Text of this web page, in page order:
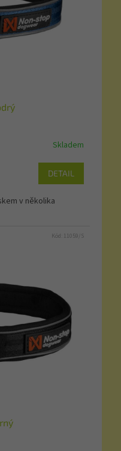
Skladem
DETAIL
v několika
Kód: 11059/S